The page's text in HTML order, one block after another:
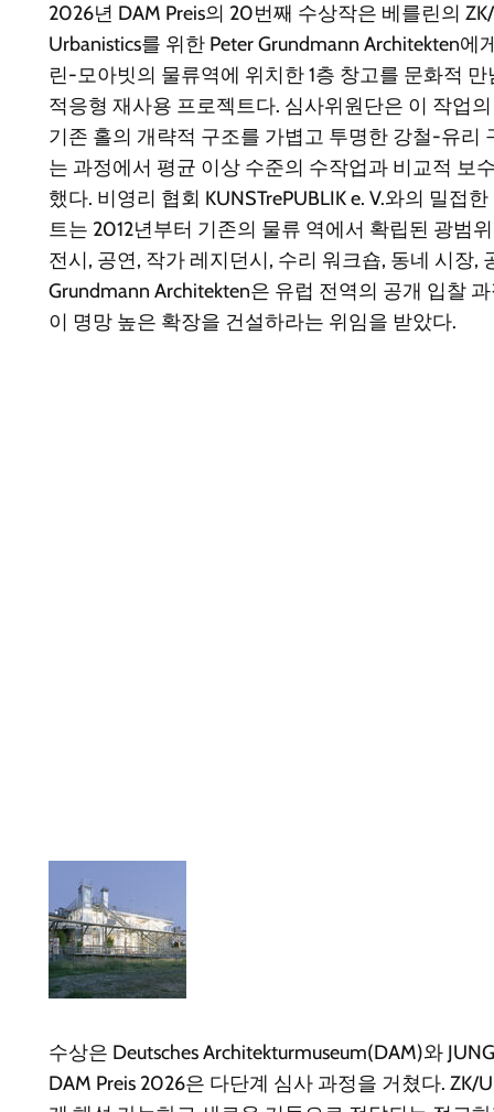
2026년 DAM Preis의 20번째 수상작은 베를린의
Urbanistics를 위한 Peter Grundmann Architekten
린-모아빗의 물류역에 위치한 1층 창고를 문화적
적응형 재사용 프로젝트다. 심사위원단은 이 작업
기존 홀의 개략적 구조를 가볍고 투명한 강철-유리
는 과정에서 평균 이상 수준의 수작업과 비교적 보
했다. 비영리 협회 KUNSTrePUBLIK e. V.와의 밀접
트는 2012년부터 기존의 물류 역에서 확립된 광범
전시, 공연, 작가 레지던시, 수리 워크숍, 동네 시장,
Grundmann Architekten은 유럽 전역의 공개 입찰
이 명망 높은 확장을 건설하라는 위임을 받았다.
수상은 Deutsches Architekturmuseum(DAM)와
DAM Preis 2026은 다단계 심사 과정을 거쳤다. ZK/